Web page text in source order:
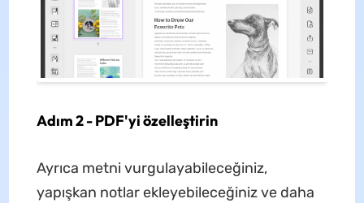
Adım 2 - PDF'yi özelleştirin
Ayrıca metni vurgulayabileceğiniz,
yapışkan notlar ekleyebileceğiniz ve daha